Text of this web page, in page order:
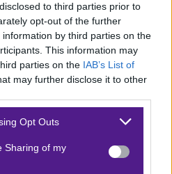
to third parties prior to
opt-out of the further
by third parties on the
This information may
parties on the IAB’s List of
may further disclose it to other
app uses one or more Google
behaviour. You may click to
and its third-party tags to
Opt Outs
Sharing of my
την πρόσφατη ανατροπή στο
έχουν στραμμένο το μυαλό
στο πρωτάθλημα, κάτι που
δυνάμεων.
άλλη, δείχνουν
πίεση στο
πρόκριση.